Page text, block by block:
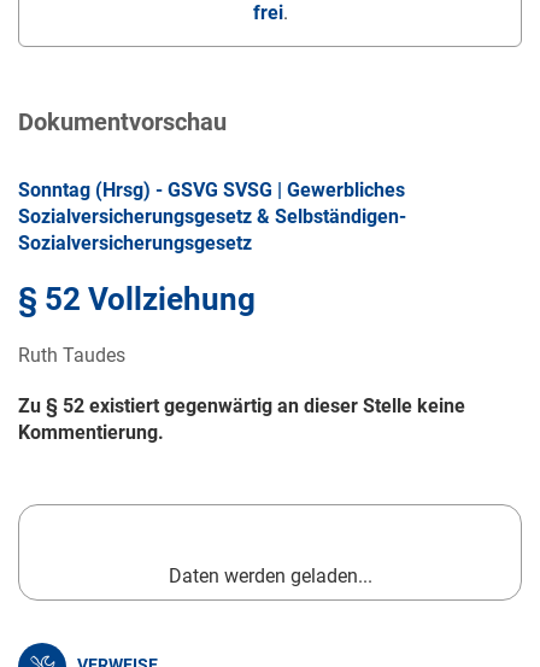
frei.
Dokumentvorschau
Sonntag (Hrsg) - GSVG SVSG | Gewerbliches
Sozialversicherungsgesetz & Selbständigen-
Sozialversicherungsgesetz
§ 52 Vollziehung
Ruth Taudes
Zu § 52 existiert gegenwärtig an dieser Stelle keine
Kommentierung.
Daten werden geladen...